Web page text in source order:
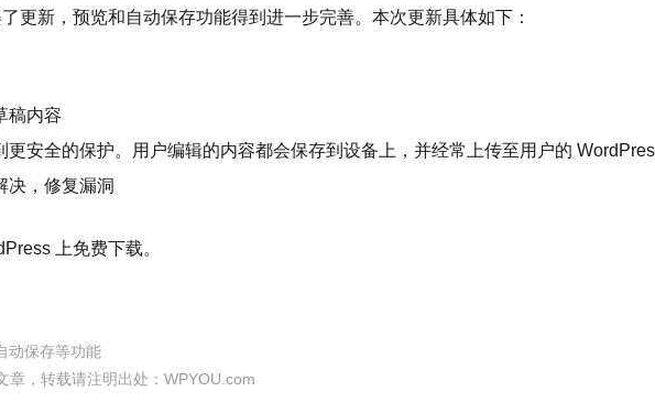
更新，预览和自动保存功能得到进一步完善。本次更新具体如下：
稿内容
安全的保护。用户编辑的内容都会保存到设备上，并经常上传至用户的
决，修复漏洞
上免费下载。
动保存等功能
章，转载请注明出处： WPYOU.com